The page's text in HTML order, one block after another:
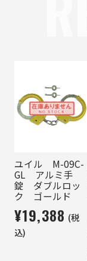
ユイル M-09C-
GL アルミ手
錠 ダブルロッ
ク ゴールド
¥19,388 (税
込)